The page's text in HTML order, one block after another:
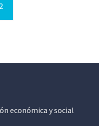
2
económica y social